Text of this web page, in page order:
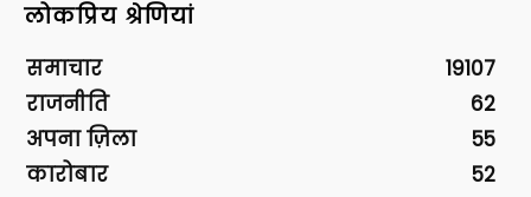
लोकप्रिय श्रेणियां
समाचार
19107
राजनीति
62
अपना ज़िला
55
कारोबार
52